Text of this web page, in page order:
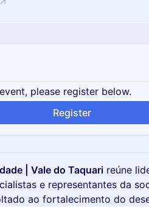
please register below.
Register
| Vale do Taquari reúne
e representantes da
ao fortalecimento do